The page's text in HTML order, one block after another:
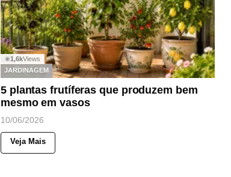
◉1,6kViews
JARDINAGEM
5 plantas frutíferas que produzem bem
mesmo em vasos
10/06/2026
Veja Mais